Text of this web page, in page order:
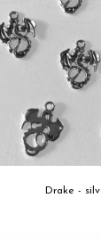
Drake -